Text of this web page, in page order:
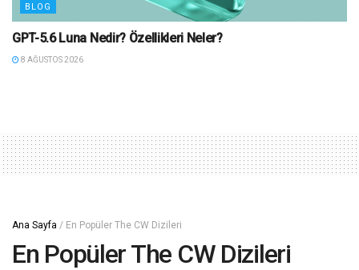
BLOG
GPT-5.6 Luna Nedir? Özellikleri Neler?
8 AĞUSTOS 2026
Ana Sayfa / En Popüler The CW Dizileri
En Popüler The CW Dizileri